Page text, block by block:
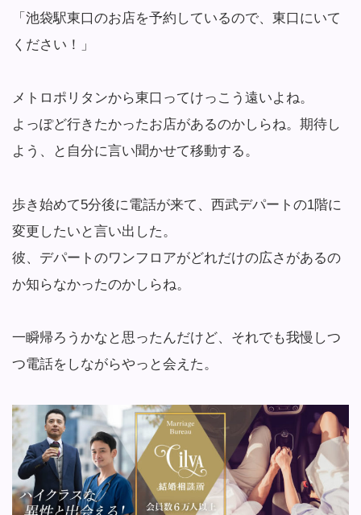
「池袋駅東口のお店を予約しているので、東口にいて
ください！」
メトロポリタンから東口ってけっこう遠いよね。
よっぽど行きたかったお店があるのかしらね。期待し
よう、と自分に言い聞かせて移動する。
歩き始めて5分後に電話が来て、西武デパートの1階に
変更したいと言い出した。
彼、デパートのワンフロアがどれだけの広さがあるの
か知らなかったのかしらね。
一瞬帰ろうかなと思ったんだけど、それでも我慢しつ
つ電話をしながらやっと会えた。